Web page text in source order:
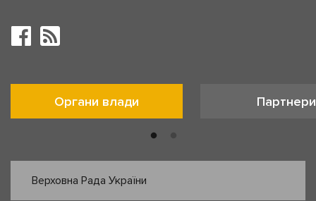
Органи влади Партнери
Верховна Рада України